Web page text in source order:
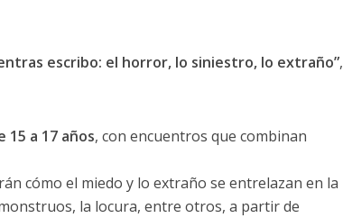
escribo: el horror, lo siniestro, lo extraño”,
15 a 17 años, con encuentros que combinan
cómo el miedo y lo extraño se entrelazan en la
la locura, entre otros, a partir de